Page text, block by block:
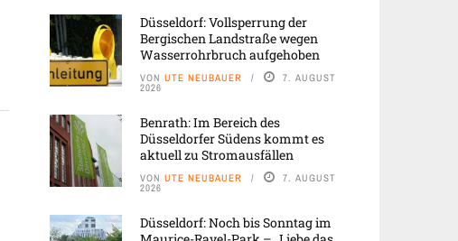
Düsseldorf: Vollsperrung der
Bergischen Landstraße wegen
Wasserrohrbruch aufgehoben
VON UTE NEUBAUER 7. AUGUST
2026
Benrath: Im Bereich des
Düsseldorfer Südens kommt es
aktuell zu Stromausfällen
VON UTE NEUBAUER 7. AUGUST
2026
Düsseldorf: Noch bis Sonntag im